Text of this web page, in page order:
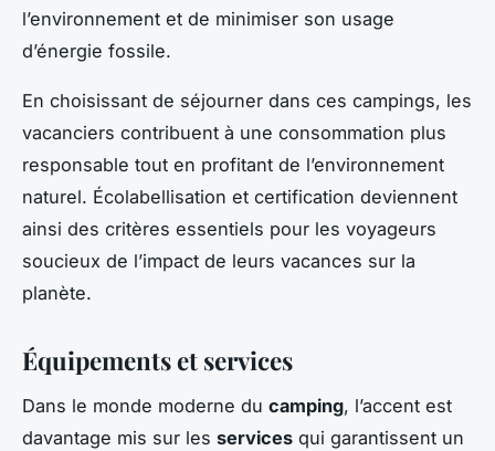
l’environnement et de minimiser son usage
d’énergie fossile.
En choisissant de séjourner dans ces campings, les
vacanciers contribuent à une consommation plus
responsable tout en profitant de l’environnement
naturel. Écolabellisation et certification deviennent
ainsi des critères essentiels pour les voyageurs
soucieux de l’impact de leurs vacances sur la
planète.
Équipements et services
Dans le monde moderne du camping, l’accent est
davantage mis sur les services qui garantissent un